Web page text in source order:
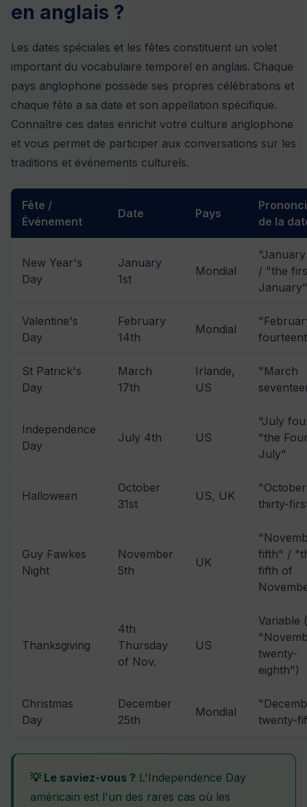
en anglais ?
Les dates spéciales et les fêtes constituent un volet
important du vocabulaire temporel en anglais. Chaque
pays anglophone possède ses propres célébrations et
chaque fête a sa date et son appellation spécifique.
Connaître ces dates enrichit votre culture anglophone
et vous permet de participer aux conversations sur les
traditions et événements culturels.
Fête /
Événement
Date Pays
de la
New Year's
Day
January
1st
Mondial
/ "the
January"
Valentine's
Day
February
14th
Mondial
St Patrick's
Day
March
17th
Irlande,
US
"March
Independence
Day
July 4th US
"July
"the
July"
Halloween
October
31st
US, UK
"October
thirty-
Guy Fawkes
Night
November
5th
UK
fifth" /
fifth of
Thanksgiving
4th
Thursday
of Nov.
US
Variable
twenty-
eighth")
Christmas
Day
December
25th
Mondial
twenty-
💡 Le saviez-vous ? L'Independence Day
américain est l'un des rares cas où les